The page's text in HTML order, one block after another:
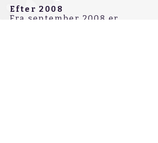
Efter 2008
Fra september 2008 er